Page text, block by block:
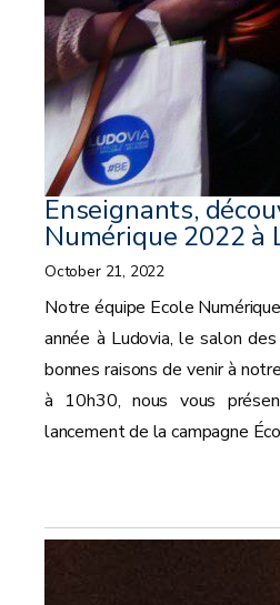
Enseignants,
Numérique 2022 à
October 21, 2022
Notre équipe Ecole
année à Ludovia, le salon
bonnes raisons de venir à
à 10h30, nous vous
lancement de la campagne